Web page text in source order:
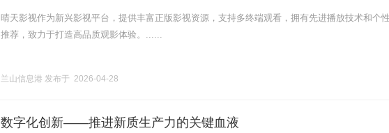
晴天影视作为新兴影视平台，提供丰富正版影视资源，支持多终端观看，拥有先进播放技术和个
推荐，致力于打造高品质观影体验。......
兰山信息港 发布于 2026-04-28
数字化创新——推进新质生产力的关键血液